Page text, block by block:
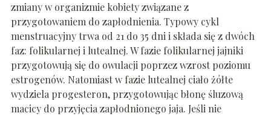
zmiany w organizmie kobiety związane z
przygotowaniem do zapłodnienia. Typowy cykl
menstruacyjny trwa od 21 do 35 dni i składa się z dwóch
faz: folikularnej i lutealnej. W fazie folikularnej jajniki
przygotowują się do owulacji poprzez wzrost poziomu
estrogenów. Natomiast w fazie lutealnej ciało żółte
wydziela progesteron, przygotowując błonę śluzową
macicy do przyjęcia zapłodnionego jaja. Jeśli nie